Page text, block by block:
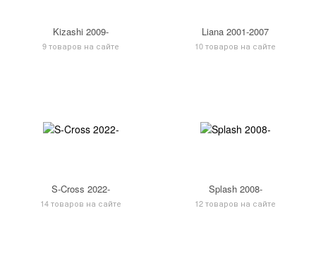
Kizashi 2009-
9 товаров на сайте
Liana 2001-2007
10 товаров на сайте
S-Cross 2022-
14 товаров на сайте
Splash 2008-
12 товаров на сайте